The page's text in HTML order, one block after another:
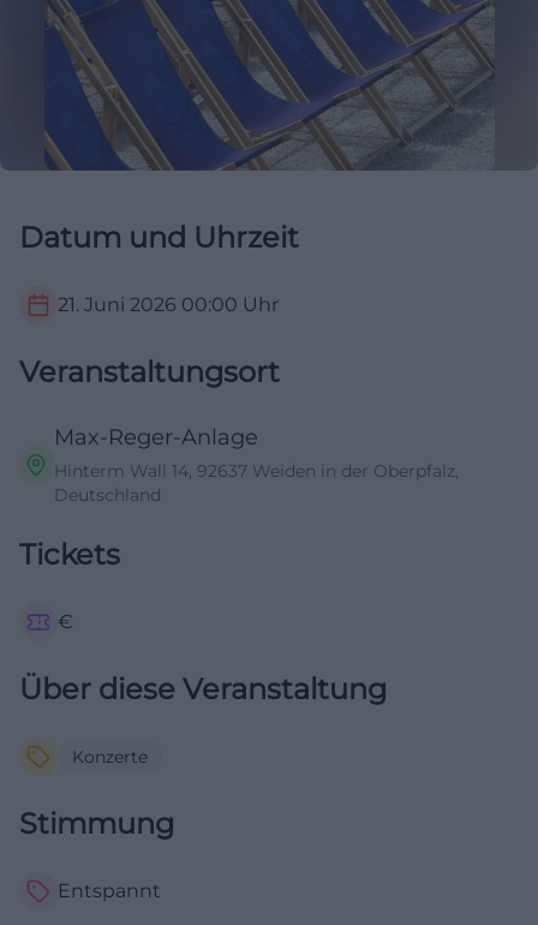
Datum und Uhrzeit
21. Juni 2026 00:00 Uhr
Veranstaltungsort
Max-Reger-Anlage
Hinterm Wall 14, 92637 Weiden in der Oberpfalz,
Deutschland
Tickets
€
Über diese Veranstaltung
Konzerte
Stimmung
Entspannt